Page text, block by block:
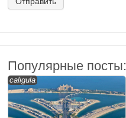
Популярные посты:
caligula